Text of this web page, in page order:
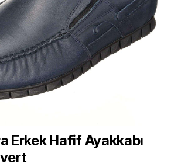
Erkek Hafif Ayakkabı